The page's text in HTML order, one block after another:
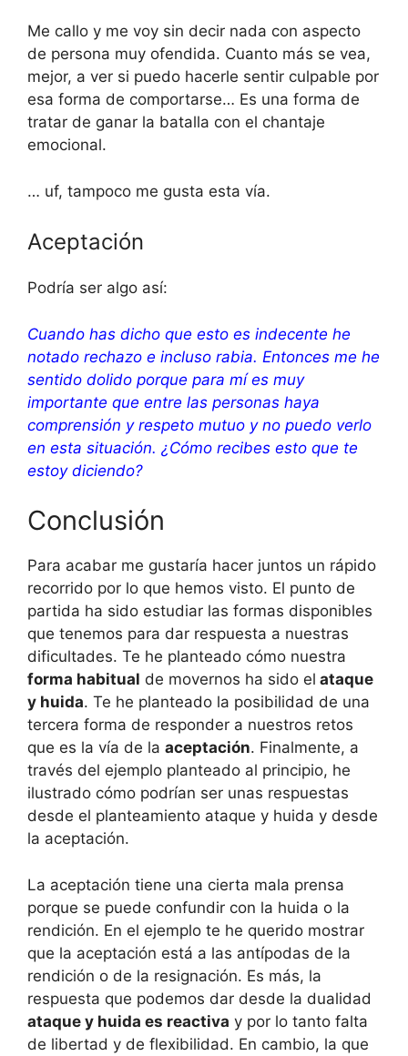
Me callo y me voy sin decir nada con aspecto
de persona muy ofendida. Cuanto más se vea,
mejor, a ver si puedo hacerle sentir culpable por
esa forma de comportarse… Es una forma de
tratar de ganar la batalla con el chantaje
emocional.
… uf, tampoco me gusta esta vía.
Aceptación
Podría ser algo así:
Cuando has dicho que esto es indecente he
notado rechazo e incluso rabia. Entonces me he
sentido dolido porque para mí es muy
importante que entre las personas haya
comprensión y respeto mutuo y no puedo verlo
en esta situación. ¿Cómo recibes esto que te
estoy diciendo?
Conclusión
Para acabar me gustaría hacer juntos un rápido
recorrido por lo que hemos visto. El punto de
partida ha sido estudiar las formas disponibles
que tenemos para dar respuesta a nuestras
dificultades. Te he planteado cómo nuestra
forma habitual de movernos ha sido el ataque
y huida. Te he planteado la posibilidad de una
tercera forma de responder a nuestros retos
que es la vía de la aceptación. Finalmente, a
través del ejemplo planteado al principio, he
ilustrado cómo podrían ser unas respuestas
desde el planteamiento ataque y huida y desde
la aceptación.
La aceptación tiene una cierta mala prensa
porque se puede confundir con la huida o la
rendición. En el ejemplo te he querido mostrar
que la aceptación está a las antípodas de la
rendición o de la resignación. Es más, la
respuesta que podemos dar desde la dualidad
ataque y huida es reactiva y por lo tanto falta
de libertad y de flexibilidad. En cambio, la que